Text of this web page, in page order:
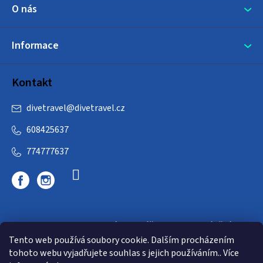
Tento web používá soubory cookie. Dalším procházením
tohoto webu vyjadřujete souhlas s jejich používáním.. Více
O nás
Informace
Kontakt
divetravel@divetravel.cz
608425637
774777637
DIVETRAVEL - cestovní kancelář - cesty za potápěním